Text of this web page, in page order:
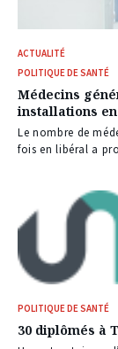
ACTUALITÉ
POLITIQUE DE SANTÉ
Médecins
installations en
Le nombre de
fois en libéral a
POLITIQUE DE SANTÉ
30 diplômés à